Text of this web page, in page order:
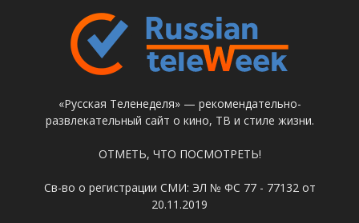
«Русская Теленеделя» — рекомендательно-
развлекательный сайт о кино, ТВ и стиле жизни.
ОТМЕТЬ, ЧТО ПОСМОТРЕТЬ!
Св-во о регистрации СМИ: ЭЛ № ФС 77 - 77132 от
20.11.2019